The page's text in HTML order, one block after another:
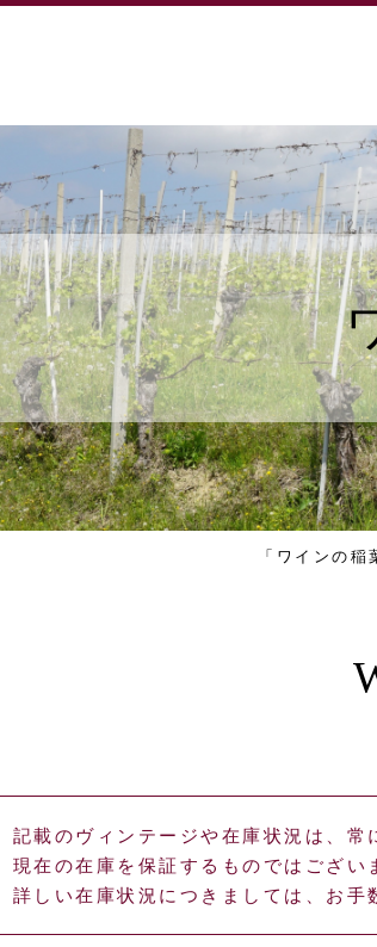
「ワインの
記載のヴィンテージや在庫状況は、常
現在の在庫を保証するものではござい
詳しい在庫状況につきましては、お手